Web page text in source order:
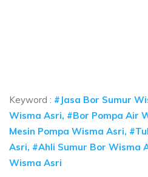
Keyword : #Jasa Bor Sumur
Wisma Asri, #Bor Pompa Air
Mesin Pompa Wisma Asri,
Asri, #Ahli Sumur Bor Wisma
Wisma Asri